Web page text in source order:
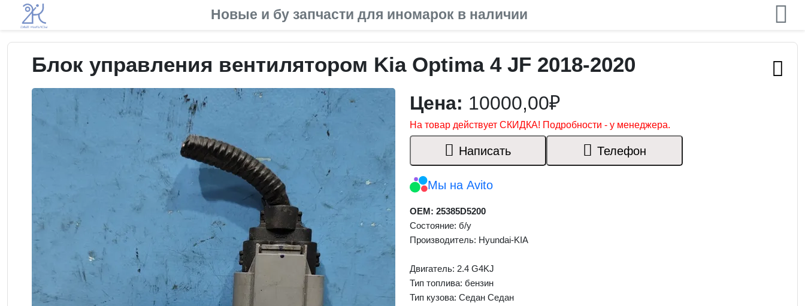
Новые и бу запчасти для иномарок в наличии
Блок управления вентилятором Kia Optima 4 JF 2018-2020
Цена: 10000,00₽
На товар действует СКИДКА! Подробности - у менеджера.
Написать Телефон
Мы на Avito
OEM: 25385D5200
Состояние: б/у
Производитель: Hyundai-KIA
Двигатель: 2.4 G4KJ
Тип топлива: бензин
Тип кузова: Седан Седан